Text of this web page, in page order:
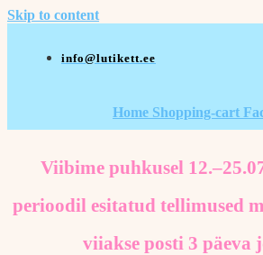
Skip to content
info@lutikett.ee
Home Shopping-cart
Viibime puhkusel
perioodil esitatud tellimused
viiakse posti 3 päeva